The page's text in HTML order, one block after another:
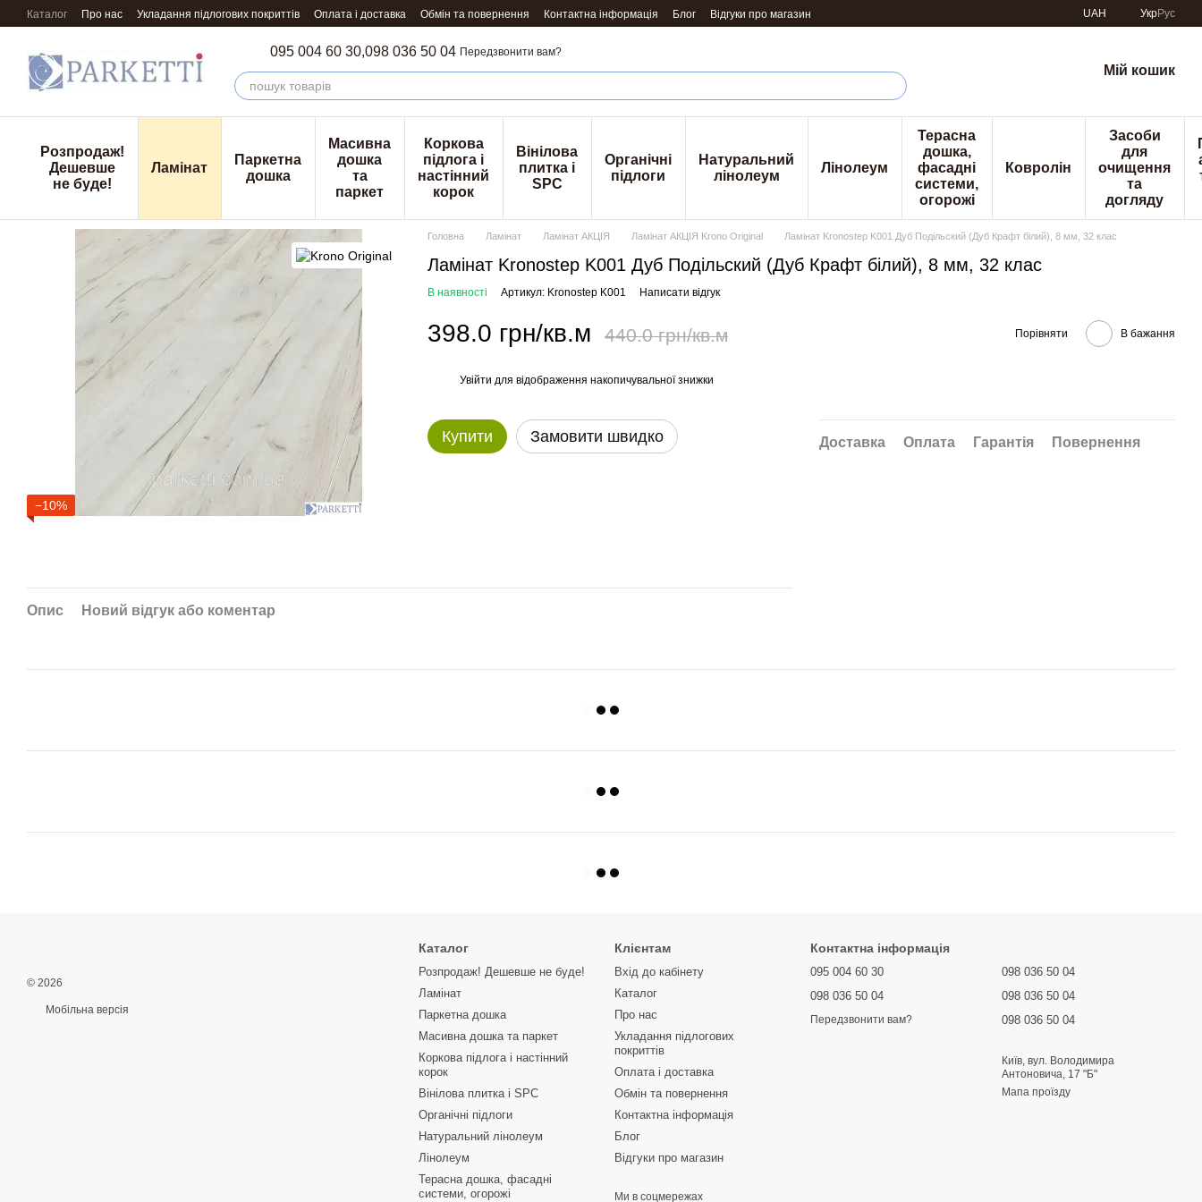
Перейти к основному контенту
Каталог Про нас Укладання підлогових покриттів Оплата і доставка Обмін та повернення Контактна інформація Блог Відгуки про магазин UAH УкрРус
095 004 60 30,098 036 50 04 Передзвонити вам?
Мій кошик
Розпродаж!
Дешевше
не буде!
Ламінат
Паркетна
дошка
Масивна
дошка
та
паркет
Коркова
підлога і
настінний
корок
Вінілова
плитка і
SPC
Органічні
підлоги
Натуральний
лінолеум
Лінолеум
Терасна
дошка,
фасадні
системи,
огорожі
Ковролін
Засоби
для
очищення
та
догляду
−10%
Головна Ламінат Ламінат АКЦІЯ Ламінат АКЦІЯ Krono Original Ламінат Kronostep K001 Дуб Подільский (Дуб Крафт білий), 8 мм, 32 клас
Ламінат Kronostep K001 Дуб Подільский (Дуб Крафт білий), 8 мм, 32 клас
В наявності Артикул: Kronostep K001 Написати відгук
398.0 грн/кв.м 440.0 грн/кв.м Порівняти В бажання
Увійти для відображення накопичувальної знижки
Купити Замовити швидко Доставка Оплата Гарантія Повернення
Опис Новий відгук або коментар
© 2026
Мобільна версія
Каталог
Розпродаж! Дешевше не буде!
Ламінат
Паркетна дошка
Масивна дошка та паркет
Коркова підлога і настінний
корок
Вінілова плитка і SPC
Органічні підлоги
Натуральний лінолеум
Лінолеум
Терасна дошка, фасадні
системи, огорожі
Клієнтам
Вхід до кабінету
Каталог
Про нас
Укладання підлогових
покриттів
Оплата і доставка
Обмін та повернення
Контактна інформація
Блог
Відгуки про магазин
Ми в соцмережах
Контактна інформація
095 004 60 30
098 036 50 04
Передзвонити вам?
098 036 50 04
098 036 50 04
098 036 50 04
Київ, вул. Володимира
Антоновича, 17 "Б"
Мапа проїзду